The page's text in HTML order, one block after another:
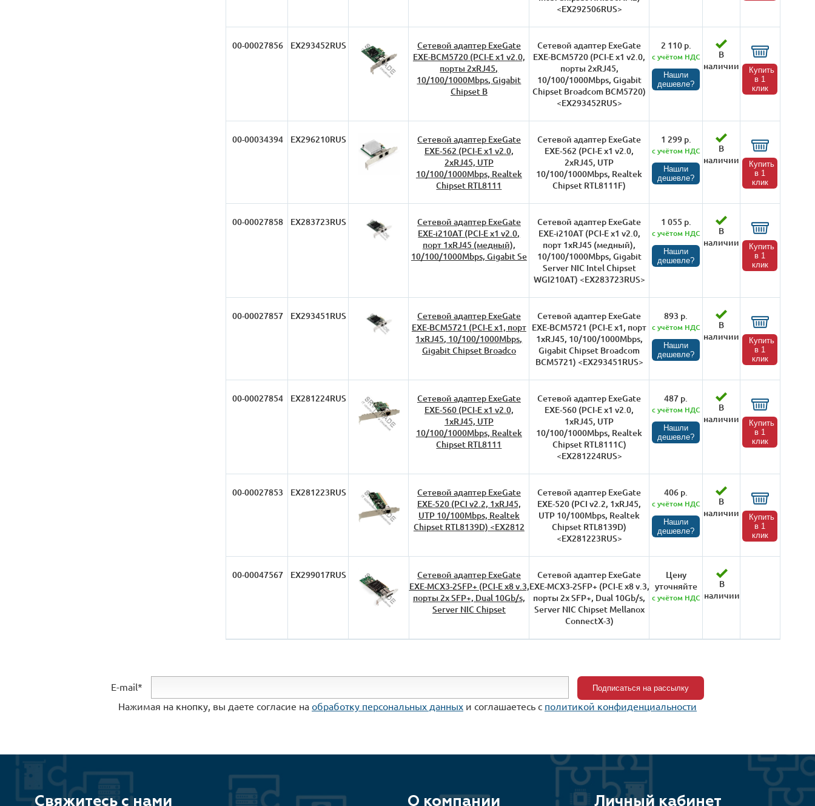
<EX292506RUS>
00-00027856 EX293452RUS
Сетевой адаптер ExeGate
EXE-BCM5720 (PCI-E x1 v2.0,
порты 2xRJ45,
10/100/1000Mbps, Gigabit
Chipset B
Сетевой адаптер ExeGate
EXE-BCM5720 (PCI-E x1 v2.0,
порты 2xRJ45,
10/100/1000Mbps, Gigabit
Chipset Broadcom BCM5720)
<EX293452RUS>
2 110 р.
с учётом НДС
Нашли
дешевле?
В
наличии
Купить
в 1
клик
00-00034394 EX296210RUS
Сетевой адаптер ExeGate
EXE-562 (PCI-E x1 v2.0,
2xRJ45, UTP
10/100/1000Mbps, Realtek
Chipset RTL8111
Сетевой адаптер ExeGate
EXE-562 (PCI-E x1 v2.0,
2xRJ45, UTP
10/100/1000Mbps, Realtek
Chipset RTL8111F)
1 299 р.
с учётом НДС
Нашли
дешевле?
В
наличии
Купить
в 1
клик
00-00027858 EX283723RUS
Сетевой адаптер ExeGate
EXE-i210AT (PCI-E x1 v2.0,
порт 1xRJ45 (медный),
10/100/1000Mbps, Gigabit Se
Сетевой адаптер ExeGate
EXE-i210AT (PCI-E x1 v2.0,
порт 1xRJ45 (медный),
10/100/1000Mbps, Gigabit
Server NIC Intel Chipset
WGI210AT) <EX283723RUS>
1 055 р.
с учётом НДС
Нашли
дешевле?
В
наличии
Купить
в 1
клик
00-00027857 EX293451RUS
Сетевой адаптер ExeGate
EXE-BCM5721 (PCI-E x1, порт
1xRJ45, 10/100/1000Mbps,
Gigabit Chipset Broadco
Сетевой адаптер ExeGate
EXE-BCM5721 (PCI-E x1, порт
1xRJ45, 10/100/1000Mbps,
Gigabit Chipset Broadcom
BCM5721) <EX293451RUS>
893 р.
с учётом НДС
Нашли
дешевле?
В
наличии
Купить
в 1
клик
00-00027854 EX281224RUS
Сетевой адаптер ExeGate
EXE-560 (PCI-E x1 v2.0,
1xRJ45, UTP
10/100/1000Mbps, Realtek
Chipset RTL8111
Сетевой адаптер ExeGate
EXE-560 (PCI-E x1 v2.0,
1xRJ45, UTP
10/100/1000Mbps, Realtek
Chipset RTL8111C)
<EX281224RUS>
487 р.
с учётом НДС
Нашли
дешевле?
В
наличии
Купить
в 1
клик
00-00027853 EX281223RUS
Сетевой адаптер ExeGate
EXE-520 (PCI v2.2, 1xRJ45,
UTP 10/100Mbps, Realtek
Chipset RTL8139D) <EX2812
Сетевой адаптер ExeGate
EXE-520 (PCI v2.2, 1xRJ45,
UTP 10/100Mbps, Realtek
Chipset RTL8139D)
<EX281223RUS>
406 р.
с учётом НДС
Нашли
дешевле?
В
наличии
Купить
в 1
клик
00-00047567 EX299017RUS
Сетевой адаптер ExeGate
EXE-MCX3-2SFP+ (PCI-E x8 v.3,
порты 2x SFP+, Dual 10Gb/s,
Server NIC Chipset
Сетевой адаптер ExeGate
EXE-MCX3-2SFP+ (PCI-E x8 v.3,
порты 2x SFP+, Dual 10Gb/s,
Server NIC Chipset Mellanox
ConnectX-3)
Цену
уточняйте
с учётом НДС
В
наличии
E-mail*
Нажимая на кнопку, вы даете согласие на обработку персональных данных и соглашаетесь c политикой конфиденциальности
Свяжитесь с нами О компании Личный кабинет